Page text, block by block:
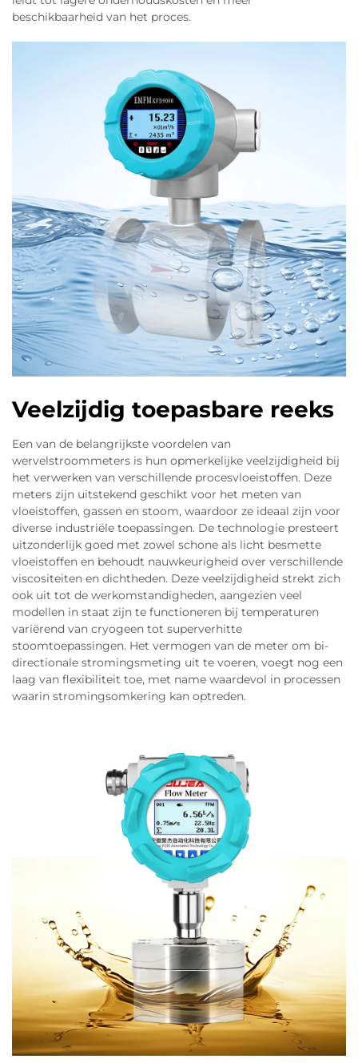
beschikbaarheid van het proces.
Veelzijdig toepasbare reeks
Een van de belangrijkste voordelen van
wervelstroommeters is hun opmerkelijke veelzijdigheid bij
het verwerken van verschillende procesvloeistoffen. Deze
meters zijn uitstekend geschikt voor het meten van
vloeistoffen, gassen en stoom, waardoor ze ideaal zijn voor
diverse industriële toepassingen. De technologie presteert
uitzonderlijk goed met zowel schone als licht besmette
vloeistoffen en behoudt nauwkeurigheid over verschillende
viscositeiten en dichtheden. Deze veelzijdigheid strekt zich
ook uit tot de werkomstandigheden, aangezien veel
modellen in staat zijn te functioneren bij temperaturen
variërend van cryogeen tot superverhitte
stoomtoepassingen. Het vermogen van de meter om bi-
directionale stromingsmeting uit te voeren, voegt nog een
laag van flexibiliteit toe, met name waardevol in processen
waarin stromingsomkering kan optreden.